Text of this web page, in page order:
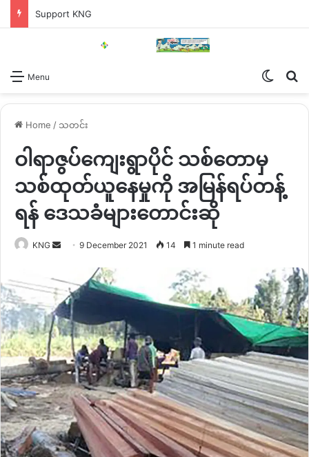
Support KNG
Menu
Home / သတင်း
ဝါရာဇွပ်ကျေးရွာပိုင် သစ်တောမှ
သစ်ထုတ်ယူနေမှုကို အမြန်ရပ်တန့်
ရန် ဒေသခံများတောင်းဆို
KNG
Send9 December 2021 14 1 minute read